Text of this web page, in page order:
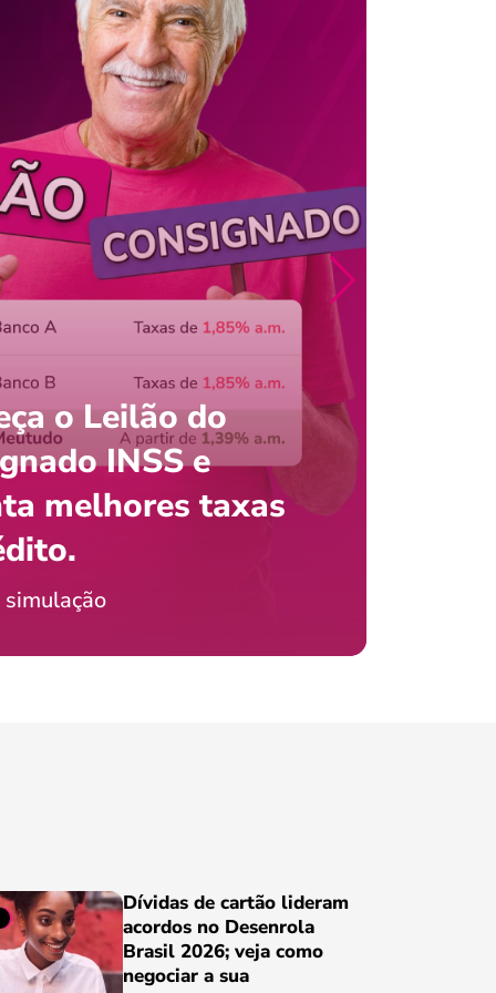
saldo do FGTS pelo
com o celular?
Jordão
o Leilão do
INSS e
melhores taxas
simulação
Dívidas de cartão lideram
acordos no Desenrola
Brasil 2026; veja como
negociar a sua